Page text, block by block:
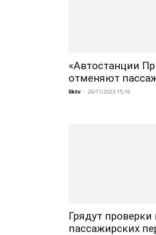
«Автостанции
отменяют
liktv - 26/11/2023 15:16
Грядут
пассажирских